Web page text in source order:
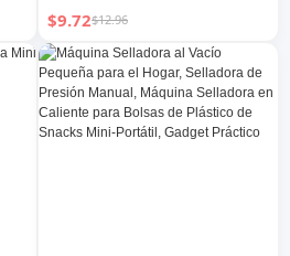
Pecho y Espalda Bolsa
Pequeña Perro Mediano
Grande Mochila Escolar
Portátil para Salir Bolsa de
Snacks
$9.72$12.96